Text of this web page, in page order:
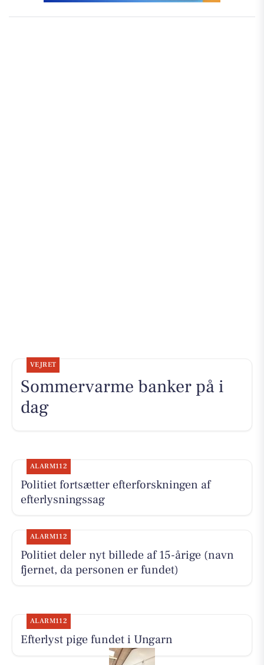
VEJRET
Sommervarme banker på i
dag
ALARM112
Politiet fortsætter efterforskningen af
efterlysningssag
ALARM112
Politiet deler nyt billede af 15-årige (navn
fjernet, da personen er fundet)
ALARM112
Efterlyst pige fundet i Ungarn